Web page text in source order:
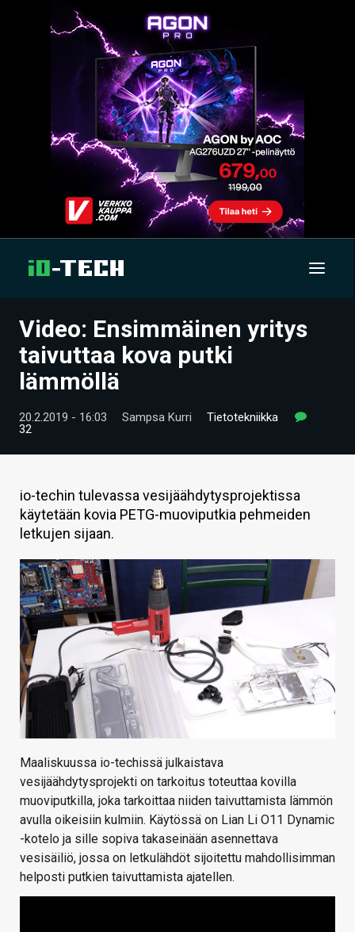
UUTISET
ARTIKKELIT
VIDEOT
HINTA.FI
KAUPPA
VAIHDA TEEMA
HAKU
Video: Ensimmäinen yritys
taivuttaa kova putki
lämmöllä
20.2.2019 - 16:03 Sampsa Kurri
Tietotekniikka
32
io-techin tulevassa vesijäähdytysprojektissa
käytetään kovia PETG-muoviputkia pehmeiden
letkujen sijaan.
Maaliskuussa io-techissä julkaistava
vesijäähdytysprojekti on tarkoitus toteuttaa kovilla
muoviputkilla, joka tarkoittaa niiden taivuttamista lämmön
avulla oikeisiin kulmiin. Käytössä on Lian Li O11 Dynamic
-kotelo ja sille sopiva takaseinään asennettava
vesisäiliö, jossa on letkulähdöt sijoitettu mahdollisimman
helposti putkien taivuttamista ajatellen.